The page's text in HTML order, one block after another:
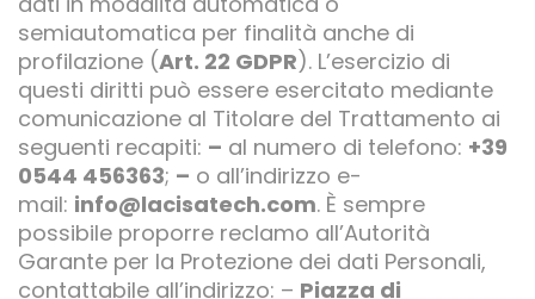
semiautomatica per finalità anche di
profilazione (Art. 22 GDPR). L’esercizio di
questi diritti può essere esercitato mediante
comunicazione al Titolare del Trattamento ai
seguenti recapiti: – al numero di telefono: +39
0544 456363; – o all’indirizzo e-
mail: info@lacisatech.com. È sempre
possibile proporre reclamo all’Autorità
Garante per la Protezione dei dati Personali,
contattabile all’indirizzo: – Piazza di